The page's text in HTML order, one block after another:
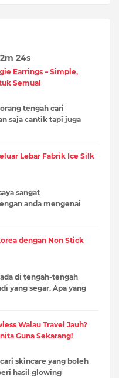
23s
Earrings – Simple,
Semua!
tengah cari
saja cantik tapi juga
Lebar Fabrik Ice Silk
sangat
anda mengenai
dengan Non Stick
di tengah-tengah
yang segar. Apa yang
Walau Travel Jauh?
Guna Sekarang!
skincare yang boleh
hasil glowing